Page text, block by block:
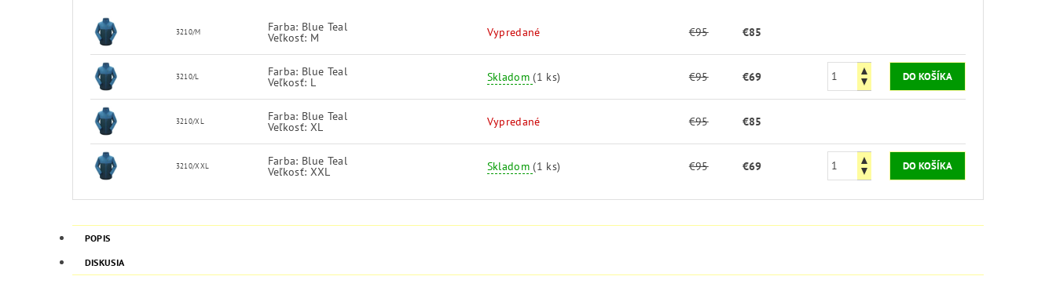
3210/M Farba: Blue Teal
Veľkosť: M Vypredané €95 €85
3210/L Farba: Blue Teal
Veľkosť: L Skladom(1 ks) €95 €69
3210/XL Farba: Blue Teal
Veľkosť: XL Vypredané €95 €85
3210/XXL Farba: Blue Teal
Veľkosť: XXL Skladom(1 ks) €95 €69
POPIS
DISKUSIA